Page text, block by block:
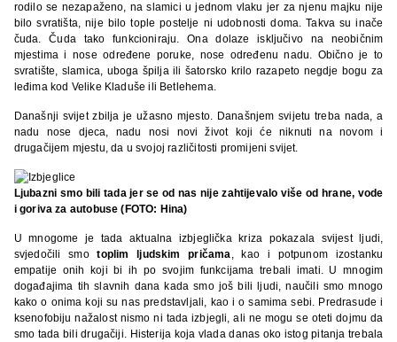
rodilo se nezapaženo, na slamici u jednom vlaku jer za njenu majku nije
bilo svratišta, nije bilo tople postelje ni udobnosti doma. Takva su inače
čuda. Čuda tako funkcioniraju. Ona dolaze isključivo na neobičnim
mjestima i nose određene poruke, nose određenu nadu. Obično je to
svratište, slamica, uboga špilja ili šatorsko krilo razapeto negdje bogu za
leđima kod Velike Kladuše ili Betlehema.
Današnji svijet zbilja je užasno mjesto. Današnjem svijetu treba nada, a
nadu nose djeca, nadu nosi novi život koji će niknuti na novom i
drugačijem mjestu, da u svojoj različitosti promijeni svijet.
Ljubazni smo bili tada jer se od nas nije zahtijevalo više od hrane, vode
i goriva za autobuse (FOTO: Hina)
U mnogome je tada aktualna izbjeglička kriza pokazala svijest ljudi,
svjedočili smotoplim ljudskim pričama
, kao i potpunom izostanku
empatije onih koji bi ih po svojim funkcijama trebali imati. U mnogim
događajima tih slavnih dana kada smo još bili ljudi, naučili smo mnogo
kako o onima koji su nas predstavljali, kao i o samima sebi. Predrasude i
ksenofobiju nažalost nismo ni tada izbjegli, ali ne mogu se oteti dojmu da
smo tada bili drugačiji. Histerija koja vlada danas oko istog pitanja trebala